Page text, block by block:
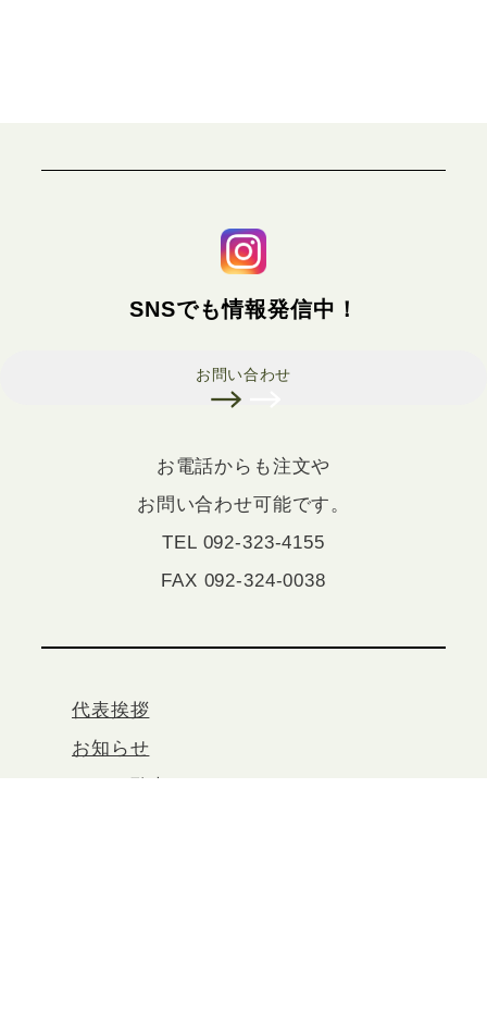
SNSでも情報発信中！
お問い合わせ
お電話からも注文や
お問い合わせ可能です。
TEL 092-323-4155
FAX 092-324-0038
代表挨拶
お知らせ